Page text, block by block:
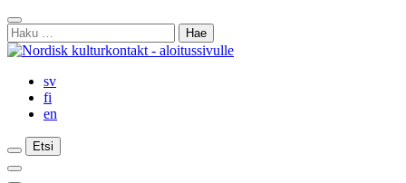
Siirry
sisältöön
Sulje
haku
Haku:
sv
fi
en
Etsi
Etsi
Etsi
Päävalikko